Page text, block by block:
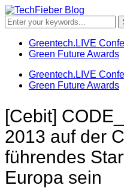
Greentech.LIVE
Green Future Awards
Greentech.LIVE
Green Future Awards
[Cebit]
2013 auf der
führendes
Europa sein